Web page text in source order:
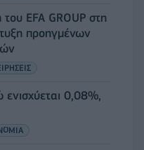
EFA GROUP στη
προηγμένων
0,08%,